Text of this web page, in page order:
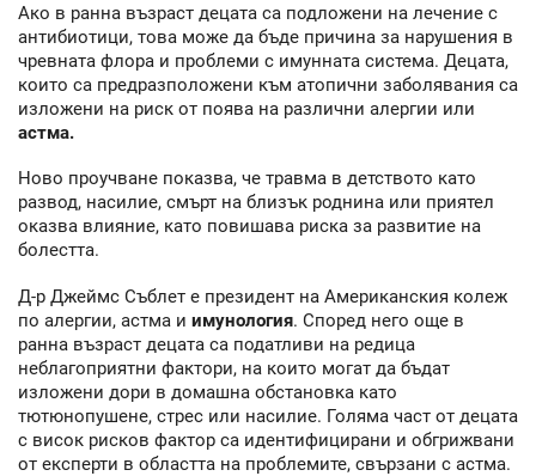
Ако в ранна възраст децата са подложени на лечение с
антибиотици, това може да бъде причина за нарушения в
чревната флора и проблеми с имунната система. Децата,
които са предразположени към атопични заболявания са
изложени на риск от поява на различни алергии или
астма.
Ново проучване показва, че травма в детството като
развод, насилие, смърт на близък роднина или приятел
оказва влияние, като повишава риска за развитие на
болестта.
Д-р Джеймс Съблет е президент на Американския колеж
по алергии, астма и имунология. Според него още в
ранна възраст децата са податливи на редица
неблагоприятни фактори, на които могат да бъдат
изложени дори в домашна обстановка като
тютюнопушене, стрес или насилие. Голяма част от децата
с висок рисков фактор са идентифицирани и обгрижвани
от експерти в областта на проблемите, свързани с астма.